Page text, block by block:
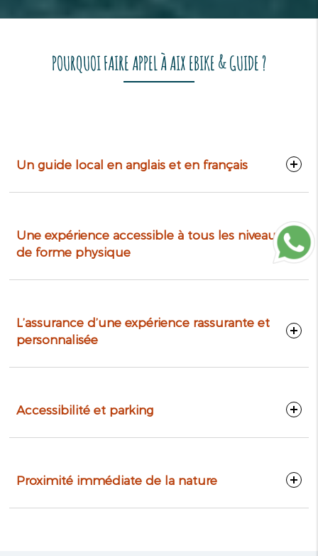
POURQUOI FAIRE APPEL À AIX EBIKE & GUIDE ?
Un guide local en anglais et en français
Une expérience accessible à tous les niveaux
de forme physique
L’assurance d’une expérience rassurante et
personnalisée
Accessibilité et parking
Proximité immédiate de la nature